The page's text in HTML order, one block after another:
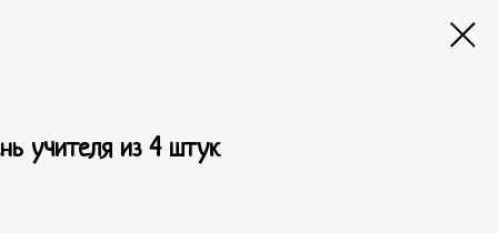
учителя из 4 штук